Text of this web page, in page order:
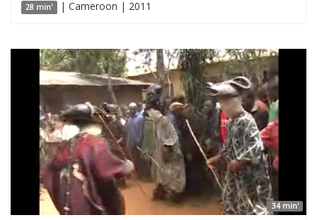
28 min' | Cameroon | 2011
34 min'